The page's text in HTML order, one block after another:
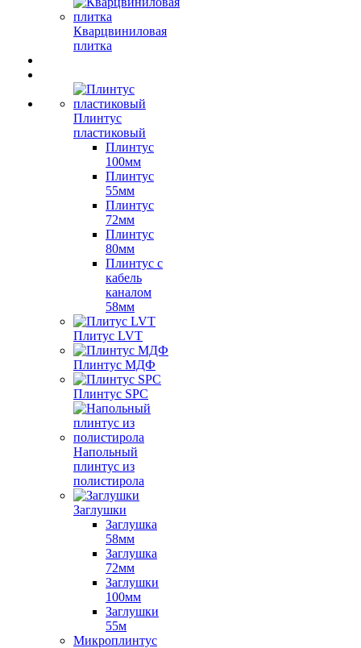
Кварцвиниловая
плитка
Плинтус
пластиковый
Плинтус
100мм
Плинтус
55мм
Плинтус
72мм
Плинтус
80мм
Плинтус с
кабель
каналом
58мм
Плитус LVT
Плинтус МДФ
Плинтус SPC
Напольный
плинтус из
полистирола
Заглушки
Заглушка
58мм
Заглушка
72мм
Заглушки
100мм
Заглушки
55м
Микроплинтус